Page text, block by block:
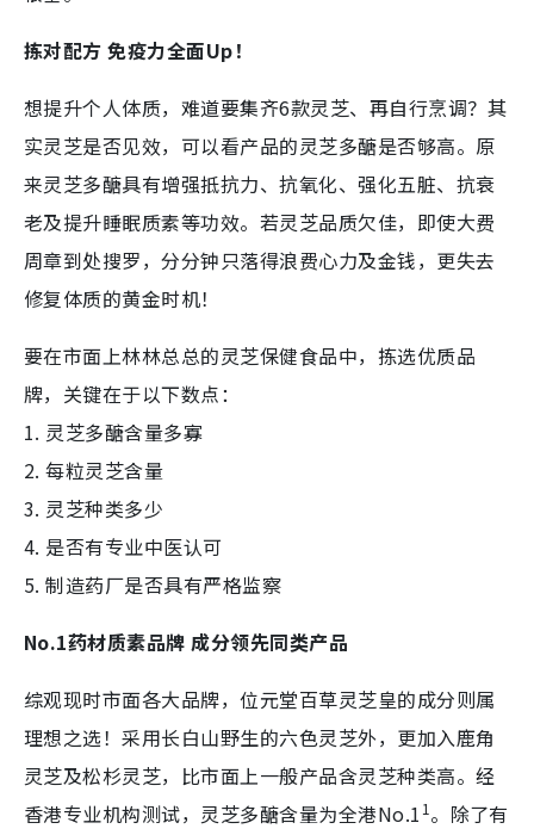
拣对配方 免疫力全面Up！
想提升个人体质，难道要集齐6款灵芝、再自行烹调？其
实灵芝是否见效，可以看产品的灵芝多醣是否够高。原
来灵芝多醣具有增强抵抗力、抗氧化、强化五脏、抗衰
老及提升睡眠质素等功效。若灵芝品质欠佳，即使大费
周章到处搜罗，分分钟只落得浪费心力及金钱，更失去
修复体质的黄金时机！
要在市面上林林总总的灵芝保健食品中，拣选优质品
牌，关键在于以下数点：
1. 灵芝多醣含量多寡
2. 每粒灵芝含量
3. 灵芝种类多少
4. 是否有专业中医认可
5. 制造药厂是否具有严格监察
No.1药材质素品牌 成分领先同类产品
综观现时市面各大品牌，位元堂百草灵芝皇的成分则属
理想之选！采用长白山野生的六色灵芝外，更加入鹿角
灵芝及松杉灵芝，比市面上一般产品含灵芝种类高。经
香港专业机构测试，灵芝多醣含量为全港No.1 1 。除了有